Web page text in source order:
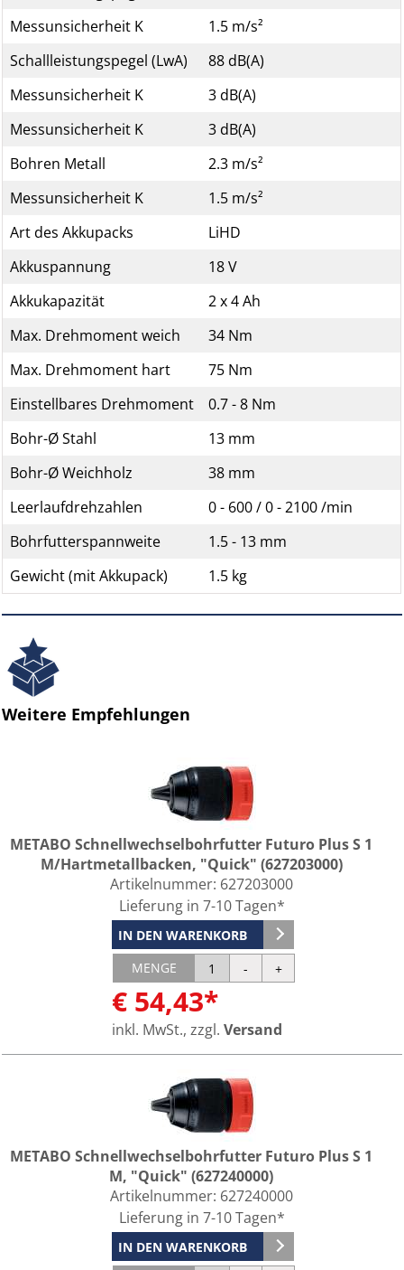
Messunsicherheit K
1.5 m/s²
Schallleistungspegel (LwA)
88 dB(A)
Messunsicherheit K
3 dB(A)
Messunsicherheit K
3 dB(A)
Bohren Metall
2.3 m/s²
Messunsicherheit K
1.5 m/s²
Art des Akkupacks
LiHD
Akkuspannung
18 V
Akkukapazität
2 x 4 Ah
Max. Drehmoment weich
34 Nm
Max. Drehmoment hart
75 Nm
Einstellbares Drehmoment
0.7 - 8 Nm
Bohr-Ø Stahl
13 mm
Bohr-Ø Weichholz
38 mm
Leerlaufdrehzahlen
0 - 600 / 0 - 2100 /min
Bohrfutterspannweite
1.5 - 13 mm
Gewicht (mit Akkupack)
1.5 kg
Weitere Empfehlungen
METABO Schnellwechselbohrfutter Futuro Plus S 1
M/Hartmetallbacken, "Quick" (627203000)
Artikelnummer: 627203000
Lieferung in 7-10 Tagen*
IN DEN WARENKORB
MENGE
€ 54,43*
inkl. MwSt., zzgl. Versand
METABO Schnellwechselbohrfutter Futuro Plus S 1
M, "Quick" (627240000)
Artikelnummer: 627240000
Lieferung in 7-10 Tagen*
IN DEN WARENKORB